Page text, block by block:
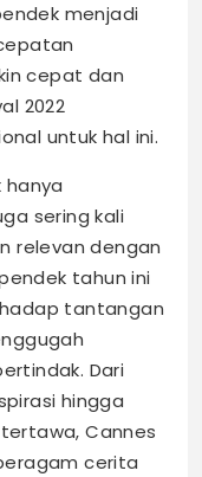
menjadi
cepat dan
2022
untuk hal ini.
sering kali
relevan dengan
tahun ini
tantangan
Dari
hingga
Cannes
cerita